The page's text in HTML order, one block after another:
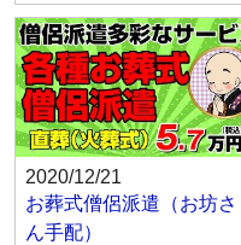
2020/12/21
お葬式僧侶派遣（お坊さ
ん手配）